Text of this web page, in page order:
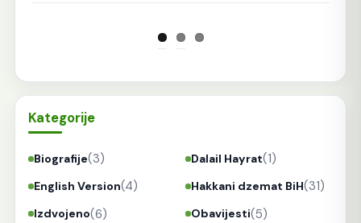
Kategorije
Biografije(3) Dalail Hayrat(1)
English Version(4) Hakkani dzemat BiH(31)
Izdvojeno(6) Obavijesti(5)